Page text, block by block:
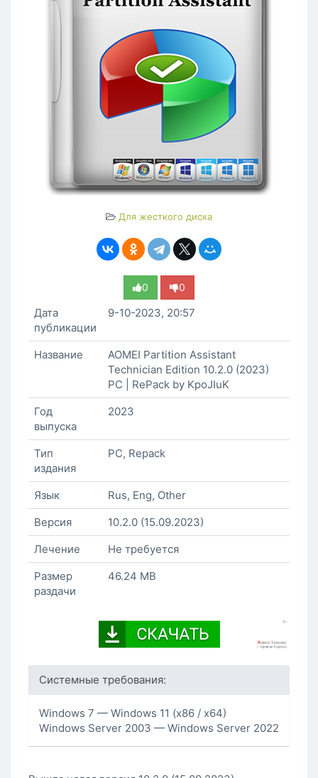
Для жесткого диска
0 0
Дата
публикации
9-10-2023, 20:57
Название
AOMEI Partition Assistant
Technician Edition 10.2.0 (2023)
РС | RePack by KpoJIuK
Год
выпуска
2023
Тип
издания
PC, Repack
Язык
Rus, Eng, Other
Версия
10.2.0 (15.09.2023)
Лечение
Не требуется
Размер
раздачи
46.24 MB
Системные требования:
Windows 7 — Windows 11 (x86 / x64)
Windows Server 2003 — Windows Server 2022